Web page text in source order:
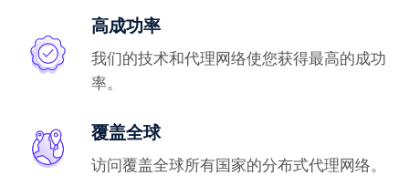
高成功率
我们的技术和代理网络使您获得最高的成功
率。
覆盖全球
访问覆盖全球所有国家的分布式代理网络。